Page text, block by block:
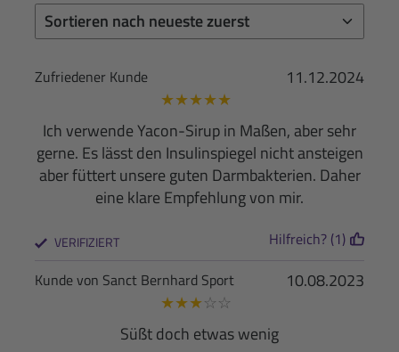
11.12.2024
Zufriedener Kunde
★★★★★
Ich verwende Yacon-Sirup in Maßen, aber sehr
gerne. Es lässt den Insulinspiegel nicht ansteigen
aber füttert unsere guten Darmbakterien. Daher
eine klare Empfehlung von mir.
VERIFIZIERT Hilfreich? (1)
10.08.2023
Kunde von Sanct Bernhard Sport
★★★☆☆
Süßt doch etwas wenig